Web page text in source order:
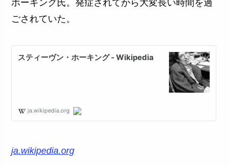
ホーキング氏。発症されてから大変長い時間を過
ごされていた。
ja.wikipedia.org